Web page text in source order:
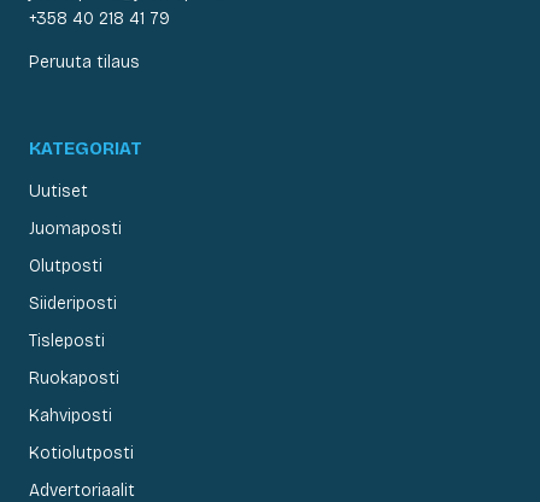
+358 40 218 41 79
Peruuta tilaus
KATEGORIAT
Uutiset
Juomaposti
Olutposti
Siideriposti
Tisleposti
Ruokaposti
Kahviposti
Kotiolutposti
Advertoriaalit